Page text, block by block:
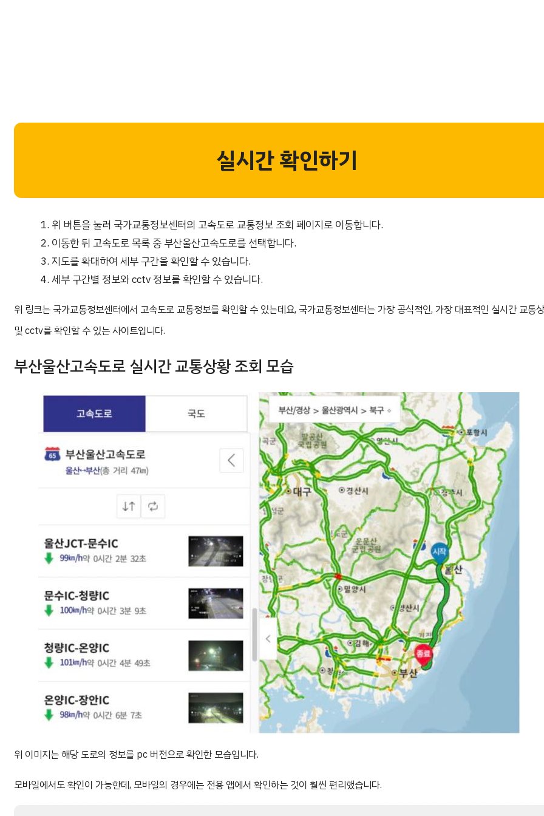
실시간 확인하기
위 버튼을 눌러 국가교통정보센터의 고속도로 교통정보 조회 페이지로 이동합니다.
이동한 뒤 고속도로 목록 중 부산울산고속도로를 선택합니다.
지도를 확대하여 세부 구간을 확인할 수 있습니다.
세부 구간별 정보와 cctv 정보를 확인할 수 있습니다.
위 링크는 국가교통정보센터에서 고속도로 교통정보를 확인할 수 있는데요, 국가교통정보센터는 가장 공식적인, 가장 대표적인 실시간 교통
및 cctv를 확인할 수 있는 사이트입니다.
부산울산고속도로 실시간 교통상황 조회 모습
위 이미지는 해당 도로의 정보를 pc 버전으로 확인한 모습입니다.
모바일에서도 확인이 가능한데, 모바일의 경우에는 전용 앱에서 확인하는 것이 훨씬 편리했습니다.